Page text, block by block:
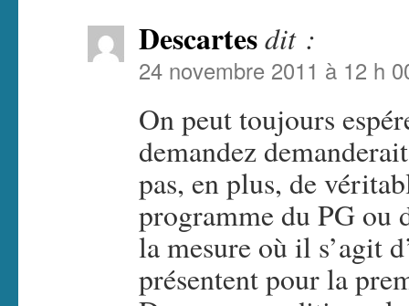
Descartesdit :
24 novembre 2011 à 12 h
On peut toujours
demandez
pas, en plus, de
programme du PG ou
la mesure où il s’agit
présentent pour la